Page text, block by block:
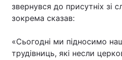
Інтерв'ю
Контакти
звернувся до присутніх зі
зокрема сказав:
«Сьогодні ми підносимо
трудівниць, які несли